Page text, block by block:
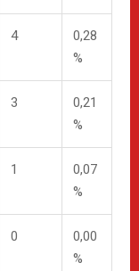
4
0,28
%
3
0,21
%
1
0,07
%
0
0,00
%